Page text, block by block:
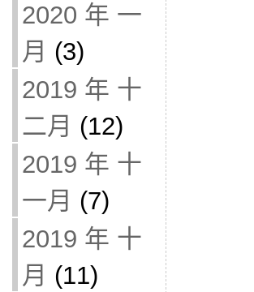
2020 年 一
月 (3)
2019 年 十
二月 (12)
2019 年 十
一月 (7)
2019 年 十
月 (11)